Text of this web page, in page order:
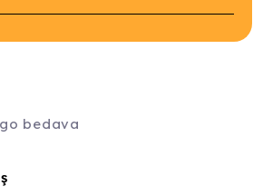
bedava